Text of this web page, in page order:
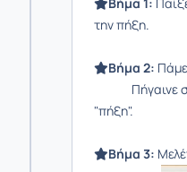
την πήξη.
Βήμα 2:
Πήγαινε στο
"πήξη".
Βήμα 3: